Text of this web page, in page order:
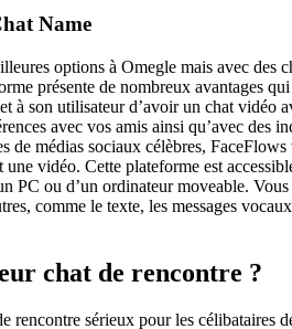
Name
options à Omegle mais avec des
présente de nombreux avantages
à son utilisateur d’avoir un chat vidéo
avec vos amis ainsi qu’avec des
de médias sociaux célèbres,
vidéo. Cette plateforme est
PC ou d’un ordinateur moveable.
comme le texte, les messages
chat de rencontre ?
rencontre sérieux pour les célibataires